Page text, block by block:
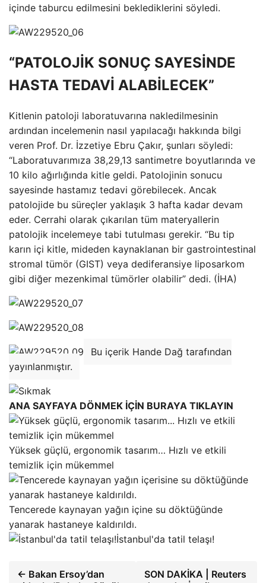
içinde taburcu edilmesini beklediklerini söyledi.
“PATOLOJİK SONUÇ SAYESİNDE
HASTA TEDAVİ ALABİLECEK”
Kitlenin patoloji laboratuvarına nakledilmesinin
ardından incelemenin nasıl yapılacağı hakkında bilgi
veren Prof. Dr. İzzetiye Ebru Çakır, şunları söyledi:
“Laboratuvarımıza 38,29,13 santimetre boyutlarında ve
10 kilo ağırlığında kitle geldi. Patolojinin sonucu
sayesinde hastamız tedavi görebilecek. Ancak
patolojide bu süreçler yaklaşık 3 hafta kadar devam
eder. Cerrahi olarak çıkarılan tüm materyallerin
patolojik incelemeye tabi tutulması gerekir. “Bu tip
karın içi kitle, mideden kaynaklanan bir gastrointestinal
stromal tümör (GIST) veya dediferansiye liposarkom
gibi diğer mezenkimal tümörler olabilir” dedi. (İHA)
Bu içerik Hande Dağ tarafından
yayınlanmıştır.
ANA SAYFAYA DÖNMEK İÇİN BURAYA TIKLAYIN
Yüksek güçlü, ergonomik tasarım… Hızlı ve etkili
temizlik için mükemmel
Tencerede kaynayan yağın içine su döktüğünde
yanarak hastaneye kaldırıldı.
İstanbul'da tatil telaşı!
← Bakan Ersoy’dan
SON DAKİKA | Reuters